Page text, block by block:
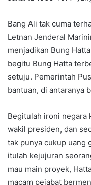
Bang Ali tak cuma
Letnan Jenderal
menjadikan Bung
begitu Bung Hatta
setuju. Pemerintah
bantuan, di antaranya
Begitulah ironi negara
wakil presiden, dan
tak punya cukup uang
itulah kejujuran
mau main proyek,
macam pejabat